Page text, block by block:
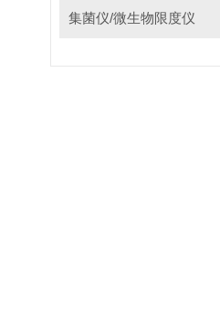
集菌仪/微生物限度仪